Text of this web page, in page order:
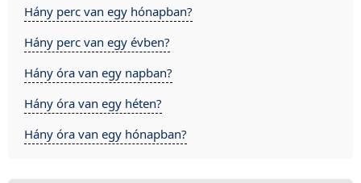
Hány perc van egy hónapban?
Hány perc van egy évben?
Hány óra van egy napban?
Hány óra van egy héten?
Hány óra van egy hónapban?